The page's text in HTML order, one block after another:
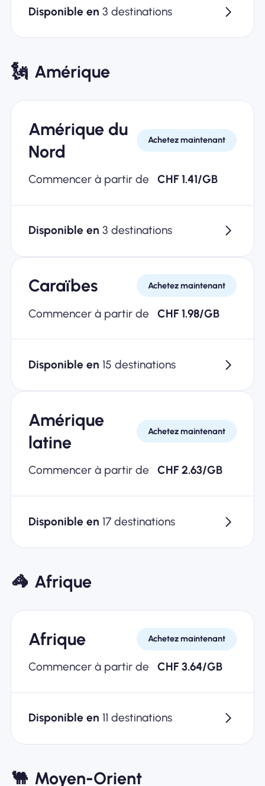
Disponible en 3 destinations
🗽 Amérique
Amérique du
Nord
Achetez maintenant
Commencer à partir de CHF 1.41/GB
Disponible en 3 destinations
Caraïbes Achetez maintenant
Commencer à partir de CHF 1.98/GB
Disponible en 15 destinations
Amérique
latine
Achetez maintenant
Commencer à partir de CHF 2.63/GB
Disponible en 17 destinations
🦓 Afrique
Afrique Achetez maintenant
Commencer à partir de CHF 3.64/GB
Disponible en 11 destinations
🐫 Moyen-Orient